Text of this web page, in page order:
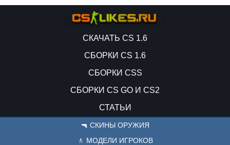
СКАЧАТЬ CS 1.6
СБОРКИ CS 1.6
СБОРКИ CSS
СБОРКИ CS GO И CS2
СТАТЬИ
🔫 СКИНЫ ОРУЖИЯ
🚶 МОДЕЛИ ИГРОКОВ